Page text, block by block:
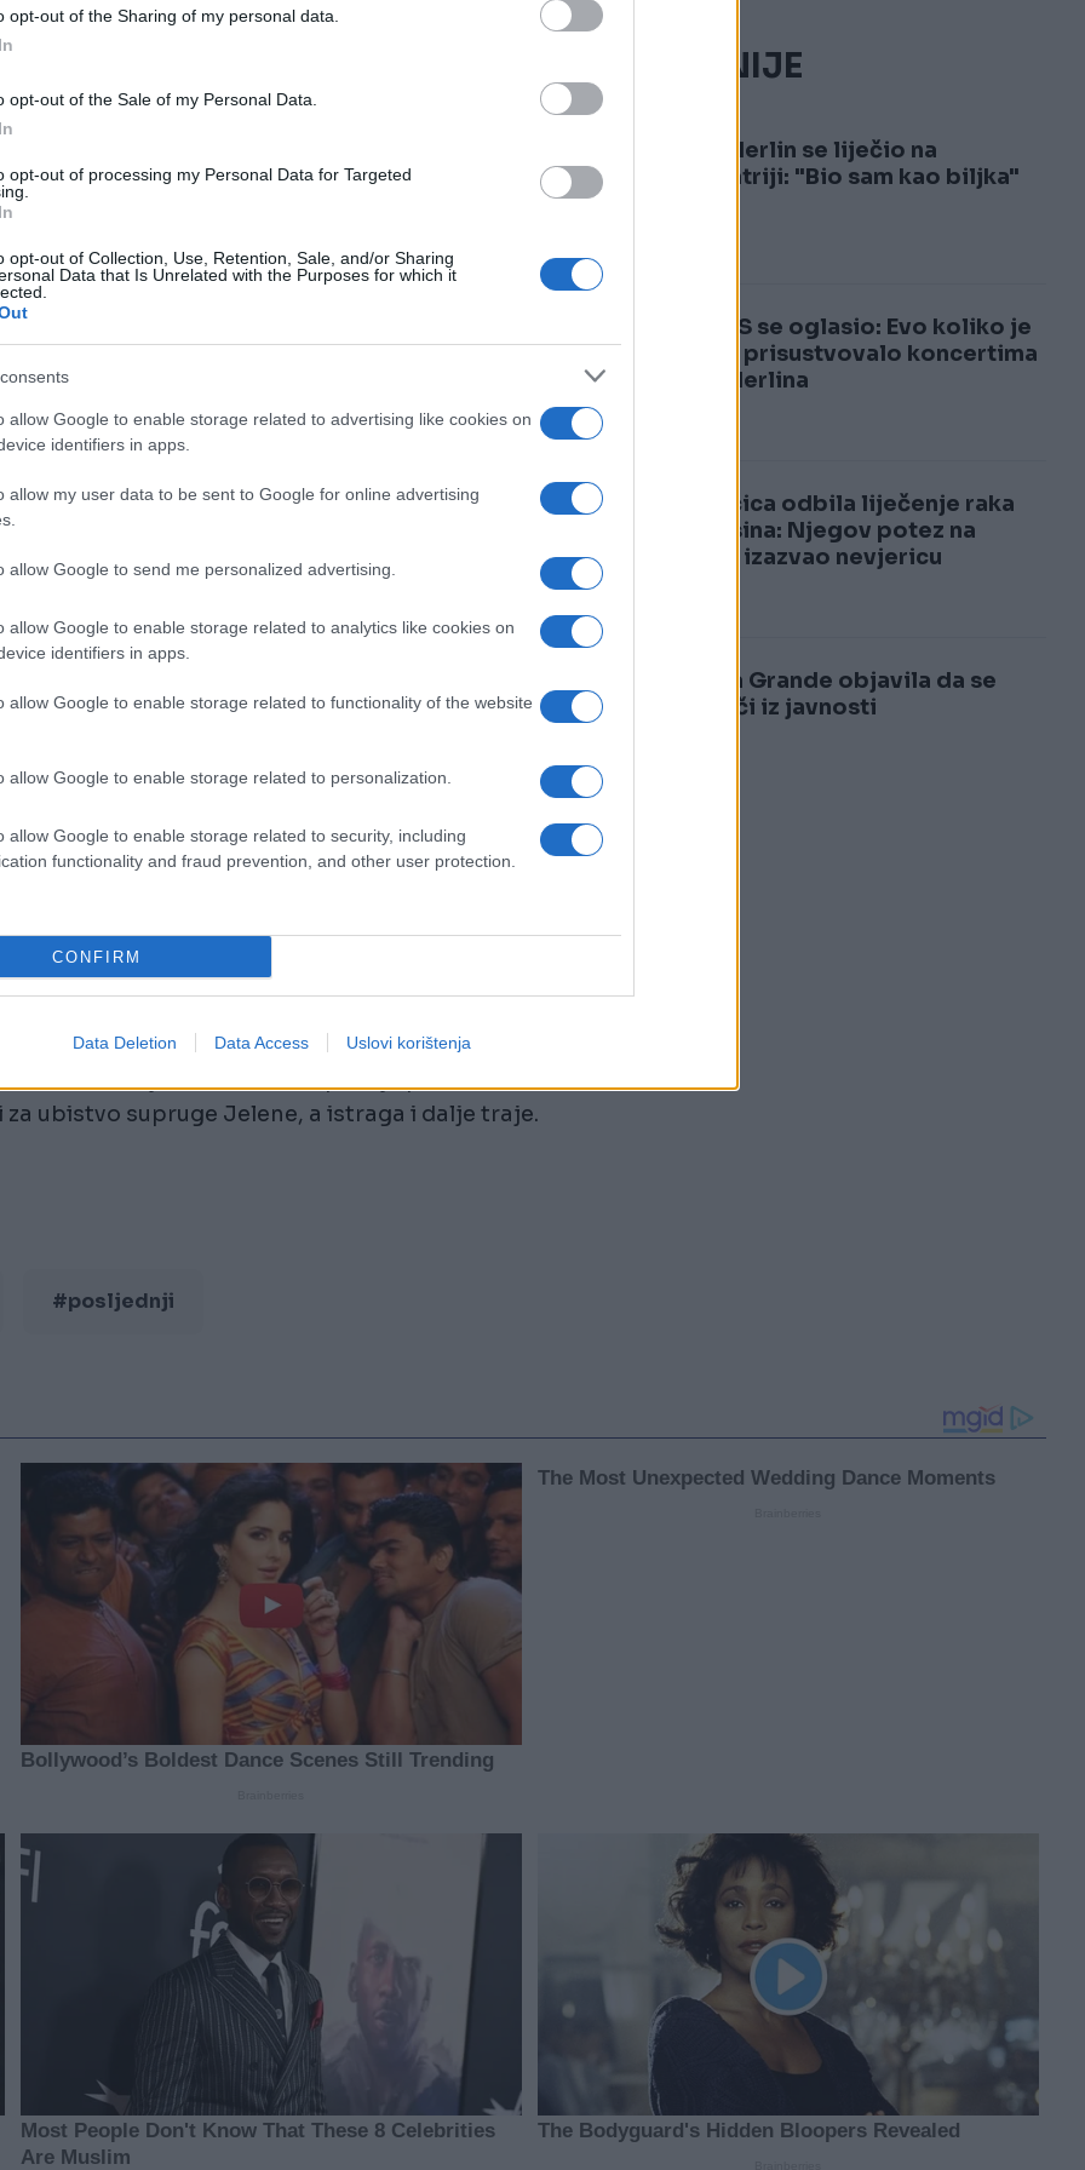
opt-out of the Sharing of my personal data.
opt-out of the Sale of my Personal Data.
opt-out of processing my Personal Data for Targeted
opt-out of Collection, Use, Retention, Sale, and/or Sharing
Data that Is Unrelated with the Purposes for which it
allow Google to enable storage related to advertising like cookies on
identifiers in apps.
allow my user data to be sent to Google for online advertising
allow Google to send me personalized advertising.
allow Google to enable storage related to analytics like cookies on
identifiers in apps.
allow Google to enable storage related to functionality of the website
allow Google to enable storage related to personalization.
allow Google to enable storage related to security, including
functionality and fraud prevention, and other user protection.
CONFIRM
Data Deletion Data Access Uslovi korištenja
koji me je podržavao. Ali što kažu, negdje
udala, imam već kćerkicu od 4 i po
je otac volio moje pjevanje, želim da mu
zahtjevima koji su bili pred njom. A onda je
s Cecom. Ona je rekla da je zbog emocije
NEPOZNATE DETALJE: Zoran joj je govorio
je uhapšen 15. septembra u svojoj
iz rijaliti programa u kom je proveo nekoliko
dana i on je dan nakon hapšenja prebačen u
ubistvo supruge Jelene, a istraga i dalje traje.
#posljednji
NAJČITANIJE
1
Dino Merlin se liječio na
psihijatriji: "Bio sam kao biljka"
2
MUP KS se oglasio: Evo koliko je
osoba prisustvovalo koncertima
Dine Merlina
3
Pjevačica odbila liječenje raka
zbog sina: Njegov potez na
samrti izazvao nevjericu
4
Ariana Grande objavila da se
povlači iz javnosti